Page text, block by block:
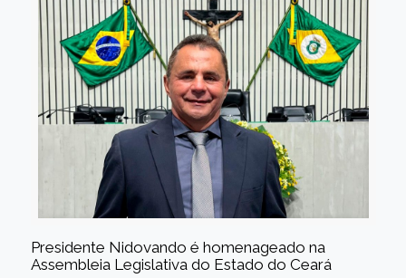
Presidente Nidovando é homenageado na
Assembleia Legislativa do Estado do Ceará